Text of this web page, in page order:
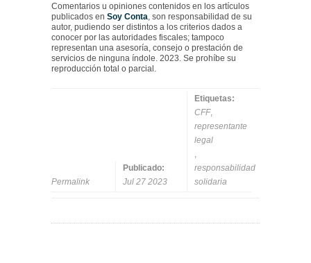
Comentarios u opiniones contenidos en los artículos
publicados en Soy Conta , son responsabilidad de su
autor, pudiendo ser distintos a los criterios dados a
conocer por las autoridades fiscales; tampoco
representan una asesoría, consejo o prestación de
servicios de ninguna índole. 2023. Se prohíbe su
reproducción total o parcial.
Permalink
Publicado:
Jul 27 2023
Etiquetas:
CFF,
representante
legal
responsabilidad
solidaria